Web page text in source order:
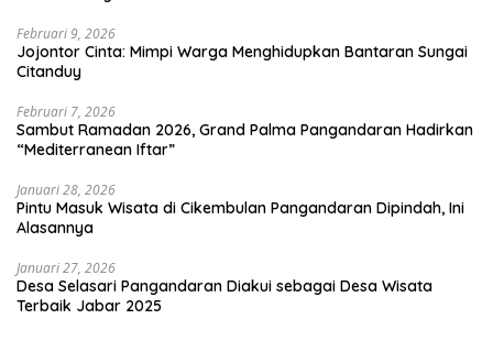
Februari 9, 2026
Jojontor Cinta: Mimpi Warga Menghidupkan Bantaran Sungai
Citanduy
Februari 7, 2026
Sambut Ramadan 2026, Grand Palma Pangandaran Hadirkan
“Mediterranean Iftar”
Januari 28, 2026
Pintu Masuk Wisata di Cikembulan Pangandaran Dipindah, Ini
Alasannya
Januari 27, 2026
Desa Selasari Pangandaran Diakui sebagai Desa Wisata
Terbaik Jabar 2025